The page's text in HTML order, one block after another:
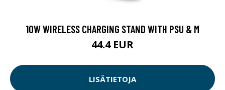
10W WIRELESS CHARGING STAND WITH PSU & M
44.4 EUR
LISÄTIETOJA